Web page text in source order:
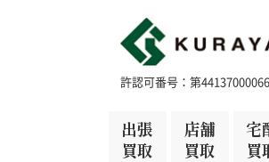
許認可番号：第
出張
買取
店舗
買取
宅
買